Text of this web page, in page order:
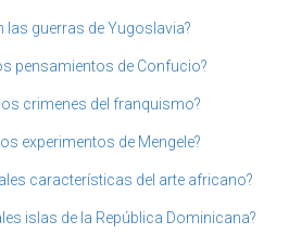
las guerras de Yugoslavia?
pensamientos de Confucio?
crimenes del franquismo?
experimentos de Mengele?
características del arte africano?
islas de la República Dominicana?